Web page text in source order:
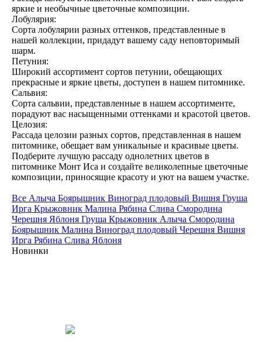
яркие и необычные цветочные композиции.
Лобулярия:
Сорта лобулярии разных оттенков, представленные в
нашей коллекции, придадут вашему саду неповторимый
шарм.
Петуния:
Широкий ассортимент сортов петунии, обещающих
прекрасные и яркие цветы, доступен в нашем питомнике.
Сальвия:
Сорта сальвии, представленные в нашем ассортименте,
порадуют вас насыщенными оттенками и красотой цветов.
Целозия:
Рассада целозии разных сортов, представленная в нашем
питомнике, обещает вам уникальные и красивые цветы.
Подберите лучшую рассаду однолетних цветов в
питомнике Монт Иса и создайте великолепные цветочные
композиции, приносящие красоту и уют на вашем участке.
Все Алыча Боярышник Виноград плодовый Вишня Груша
Ирга Крыжовник Малина Рябина Слива Смородина
Черешня Яблоня Груша Крыжовник Алыча Смородина
Боярышник Малина Виноград плодовый Черешня Вишня
Ирга Рябина Слива Яблоня
Новинки